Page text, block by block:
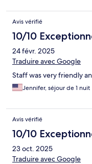
Avis vérifié
10/10
24 févr. 2025
Traduire avec Google
Staff was very friendly
Jennifer, séjour de 1 nuit
Avis vérifié
10/10
23 oct. 2025
Traduire avec Google